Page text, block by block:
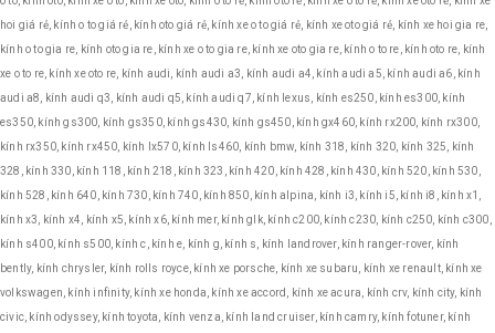
hoi giá rẻ, kính o to giá rẻ, kính oto giá rẻ, kính xe o to giá rẻ, kính xe oto giá rẻ, kính xe hoi gia re,
kính o to gia re, kính oto gia re, kính xe o to gia re, kính xe oto gia re, kính o to re, kính oto re, kính
xe o to re, kính xe oto re, kính audi, kính audi a3, kính audi a4, kính audi a5, kính audi a6, kính
audi a8, kính audi q3, kính audi q5, kính audi q7, kính lexus, kính es250, kính es300, kính
es350, kính gs300, kính gs350, kính gs430, kính gs450, kính gx460, kính rx200, kính rx300,
kính rx350, kính rx450, kính lx570, kính ls460, kính bmw, kính 318, kính 320, kính 325, kính
328, kính 330, kính 118, kính 218, kính 323, kính 420, kính 428, kính 430, kính 520, kính 530,
kính 528, kính 640, kính 730, kính 740, kính 850, kính alpina, kính i3, kính i5, kính i8, kính x1,
kính x3, kính x4, kính x5, kính x6, kính mer, kính glk, kính c200, kính c230, kính c250, kính c300,
kính s400, kính s500, kính c, kính e, kính g, kính s, kính landrover, kính ranger-rover, kính
bently, kính chrysler, kính rolls royce, kính xe porsche, kính xe subaru, kính xe renault, kính xe
volkswagen, kính infinity, kính xe honda, kính xe accord, kính xe acura, kính crv, kính city, kính
civic, kính odyssey, kính toyota, kính venza, kính land cruiser, kính camry, kính fotuner, kính